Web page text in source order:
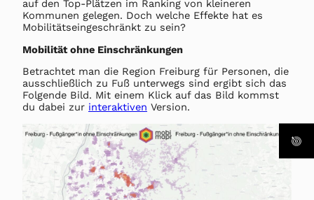
auf den Top-Plätzen im Ranking von kleineren
Kommunen gelegen. Doch welche Effekte hat es
Mobilitätseingeschränkt zu sein?
Mobilität ohne Einschränkungen
Betrachtet man die Region Freiburg für Personen, die
ausschließlich zu Fuß unterwegs sind ergibt sich das
Folgende Bild. Mit einem Klick auf das Bild kommst
du dabei zur interaktiven Version.